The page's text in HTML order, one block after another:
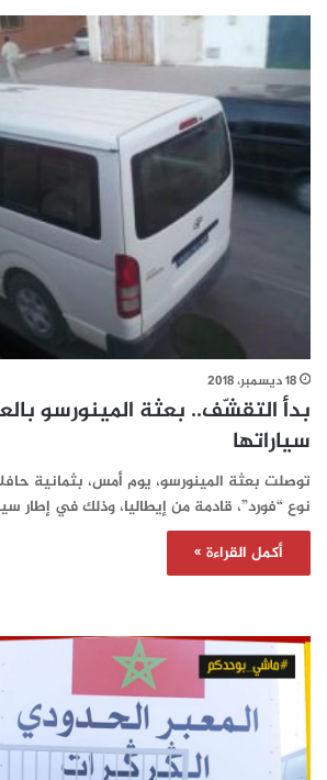
18 ديسمبر، 2018
بدأ التقشّف.. بعثة المينورسو
سياراتها
توصلت بعثة المينورسو، يوم أمس، بثمانية
نوع “فورد”، قادمة من إيطاليا، وذلك في إطار
أكمل القراءة »